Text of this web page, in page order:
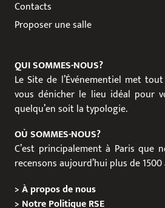
Contacts
Proposer une salle
QUI SOMMES-NOUS?
Le Site de l’Événementiel met
vous dénicher le lieu idéal pour
quelqu’en soit la typologie.
OÙ SOMMES-NOUS?
C’est principalement à Paris que
recensons aujourd’hui plus de
>À propos de nous
> Notre Politique RSE